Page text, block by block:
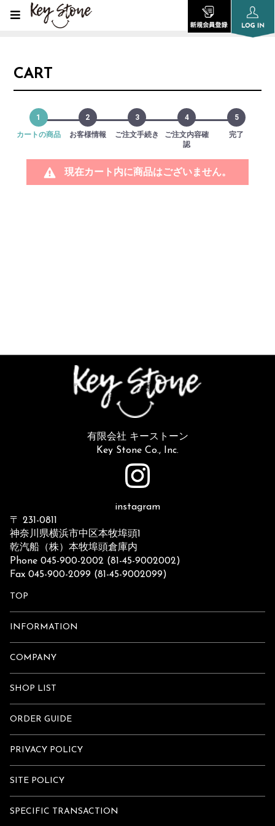
CART
1
カートの商品
2
お客様情報
3
ご注文手続き
4
ご注文内容確
認
5
完了
現在カート内に商品はございません。
有限会社 キーストーン
Key Stone Co., Inc.
instagram
〒 231-0811
神奈川県横浜市中区本牧埠頭1
乾汽船（株）本牧埠頭倉庫内
Phone 045-900-2002 (81-45-9002002)
Fax 045-900-2099 (81-45-9002099)
TOP
INFORMATION
COMPANY
SHOP LIST
ORDER GUIDE
PRIVACY POLICY
SITE POLICY
SPECIFIC TRANSACTION